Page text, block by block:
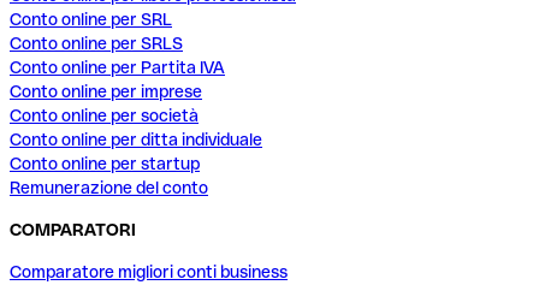
Conto online per SRL
Conto online per SRLS
Conto online per Partita IVA
Conto online per imprese
Conto online per società
Conto online per ditta individuale
Conto online per startup
Remunerazione del conto
COMPARATORI
Comparatore migliori conti business